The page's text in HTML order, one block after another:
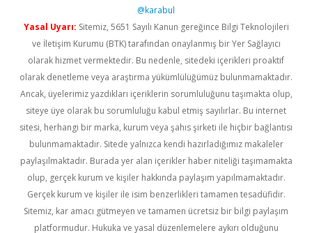
@karabul
Yasal Uyarı: Sitemiz, 5651 Sayılı Kanun gereğince Bilgi Teknolojileri
ve İletişim Kurumu (BTK) tarafından onaylanmış bir Yer Sağlayıcı
olarak hizmet vermektedir. Bu nedenle, sitedeki içerikleri proaktif
olarak denetleme veya araştırma yükümlülüğümüz bulunmamaktadır.
Ancak, üyelerimiz yazdıkları içeriklerin sorumluluğunu taşımakta olup,
siteye üye olarak bu sorumluluğu kabul etmiş sayılırlar. Bu internet
sitesi, herhangi bir marka, kurum veya şahıs şirketi ile hiçbir bağlantısı
bulunmamaktadır. Sitede yalnızca kendi hazırladığımız makaleler
paylaşılmaktadır. Burada yer alan içerikler haber niteliği taşımamakta
olup, gerçek kurum ve kişiler hakkında paylaşım yapılmamaktadır.
Gerçek kurum ve kişiler ile isim benzerlikleri tamamen tesadüfidir.
Sitemiz, kar amacı gütmeyen ve tamamen ücretsiz bir bilgi paylaşım
platformudur. Hukuka ve yasal düzenlemelere aykırı olduğunu